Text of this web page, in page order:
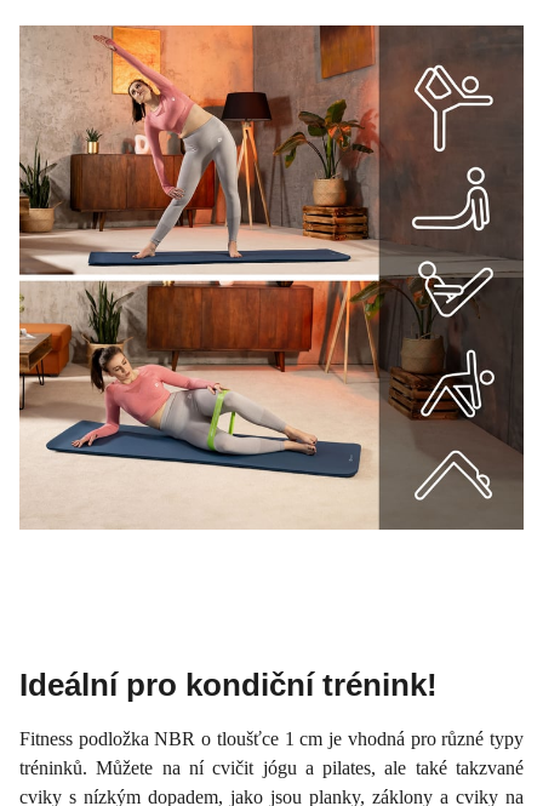
Ideální pro kondiční trénink!
Fitness podložka NBR o tloušťce 1 cm je vhodná pro různé typy
tréninků. Můžete na ní cvičit jógu a pilates, ale také takzvané
cviky s nízkým dopadem, jako jsou planky, záklony a cviky na